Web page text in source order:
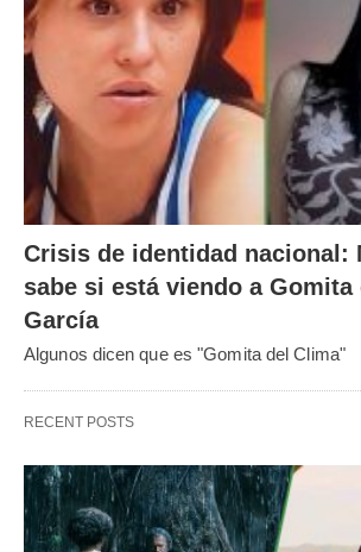
Crisis de identidad nacional:
sabe si está viendo a Gomita
García
Algunos dicen que es "Gomita del Clima"
RECENT POSTS